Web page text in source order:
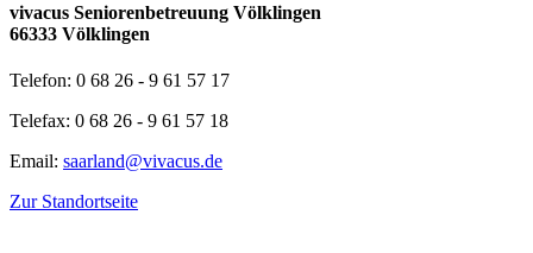
vivacus Seniorenbetreuung Völklingen
66333 Völklingen
Telefon: 0 68 26 - 9 61 57 17
Telefax: 0 68 26 - 9 61 57 18
Email: saarland@vivacus.de
Zur Standortseite